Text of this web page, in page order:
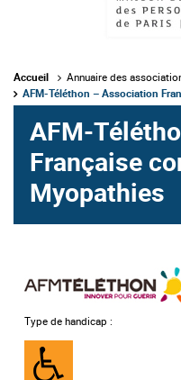
Accueil
Annuaire des
AFM-Téléthon – Association
AFM-
Française
Myopathies
Type de handicap :
Handicap